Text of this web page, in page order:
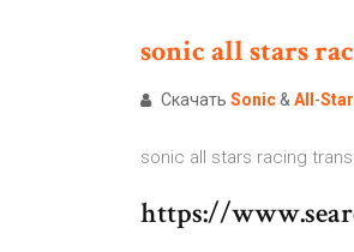
sonicallstars
Скачать Sonic& All -
sonic all stars racing
https://